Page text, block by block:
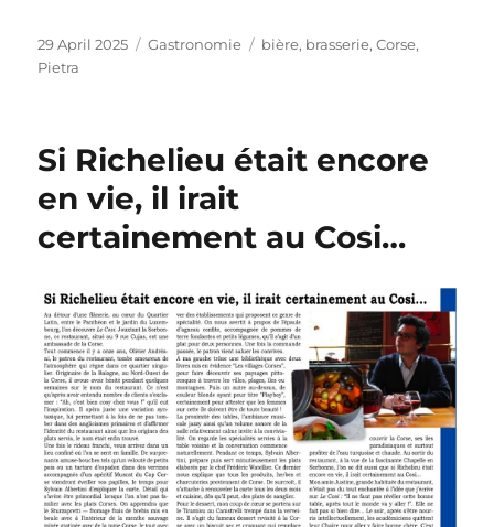
Posted
on
29 April 2025 Categories
Gastronomie Tags
bière, brasserie,Corse,
Pietra
Si Richelieu était encore
en vie, il irait
certainement au Cosi…